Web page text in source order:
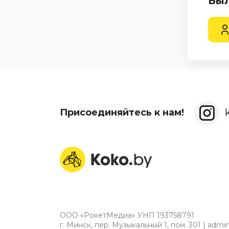
Присоединяйтесь к нам!
ООО «РокетМедиа» УНП 193758791
г. Минск, пер. Музыкальный 1, пом. 301 |